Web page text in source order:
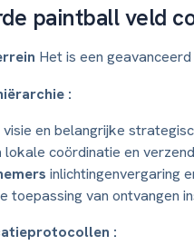
paintball veld
Het is een
:
en belangrijke
lokale coördinatie en
inlichtingenvergaring
toepassing van ontvangen
: